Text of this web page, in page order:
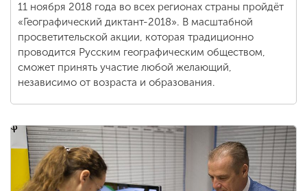
11 ноября 2018 года во всех регионах страны пройдёт
«Географический диктант-2018». В масштабной
просветительской акции, которая традиционно
проводится Русским географическим обществом,
сможет принять участие любой желающий,
независимо от возраста и образования.